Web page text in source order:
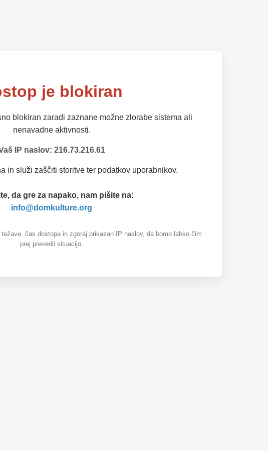
je blokiran
blokiran zaradi zaznane možne zlorabe sistema ali
nenavadne aktivnosti.
IP naslov: 216.73.216.61
in služi zaščiti storitve ter podatkov uporabnikov.
da gre za napako, nam pišite na:
info@domkulture.org
čas dostopa in zgoraj prikazan IP naslov, da bomo lahko čim
prej preverili situacijo.